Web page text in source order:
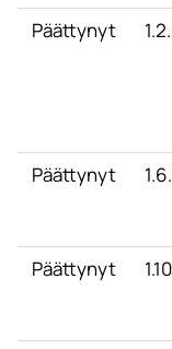
Päättynyt
Päättynyt
Päättynyt